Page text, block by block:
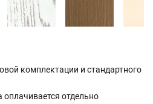
комплектации и стандартного
оплачивается отдельно